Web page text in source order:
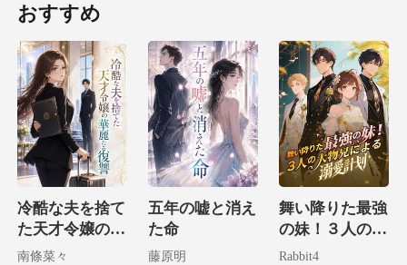
忍び込んだで
昼でもこの像は驚く
に迫
にはちょ
ーを片付けようと
おすすめ
冷酷な夫を捨て
た天才令嬢の華
麗なる復讐
南條菜々
五年の嘘と消え
た命
藤原明
舞い降りた最強
の妹！３人の大
物兄による溺愛
Rabbit4